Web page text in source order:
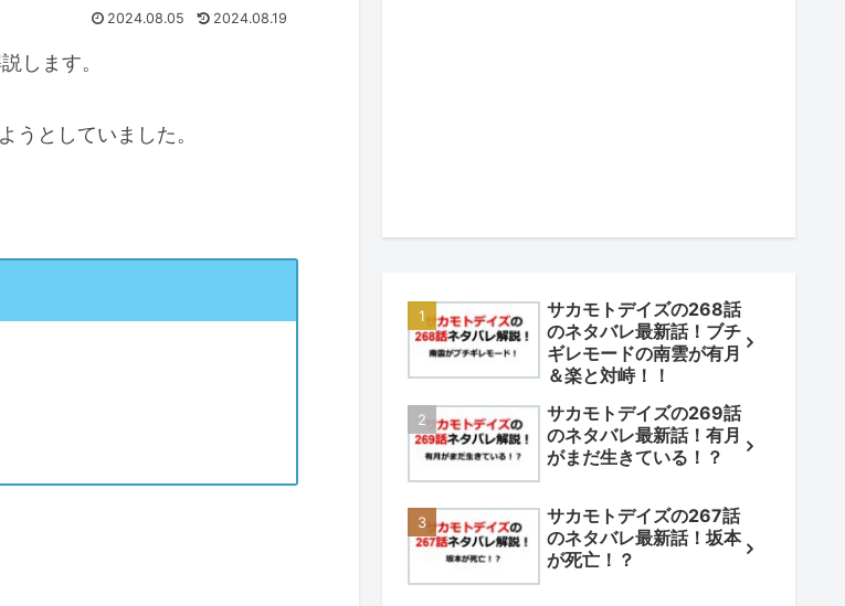
2024.08.05 2024.08.19
します。
うとしていました。
サカモトデイズの268話
のネタバレ最新話！ブチ
ギレモードの南雲が有月
＆楽と対峙！！
サカモトデイズの269話
のネタバレ最新話！有月
がまだ生きている！？
サカモトデイズの267話
のネタバレ最新話！坂本
が死亡！？